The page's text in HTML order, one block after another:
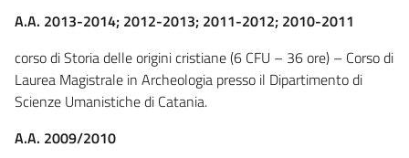
A.A. 2013-2014; 2012-2013; 2011-2012; 2010-2011
corso di Storia delle origini cristiane (6 CFU – 36 ore) – Corso di
Laurea Magistrale in Archeologia presso il Dipartimento di
Scienze Umanistiche di Catania.
A.A. 2009/2010